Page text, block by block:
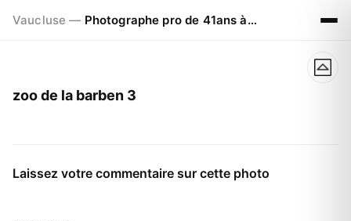
Vaucluse — Photographe pro de 41ans à Visan 84820
zoo de la barben 3
Laissez votre commentaire sur cette photo